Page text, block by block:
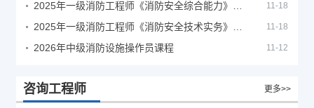
11-18
11-18
2026年中级消防设施操作员课程 11-12
咨询工程师 更多>>